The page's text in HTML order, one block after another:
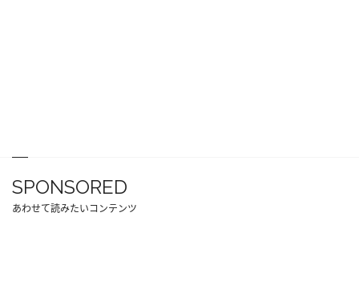
SPONSORED
あわせて読みたいコンテンツ